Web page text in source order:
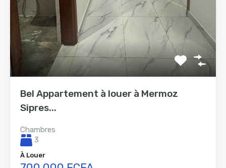
Bel Appartement à louer à Mermoz
Sipres...
Chambres
3
À Louer